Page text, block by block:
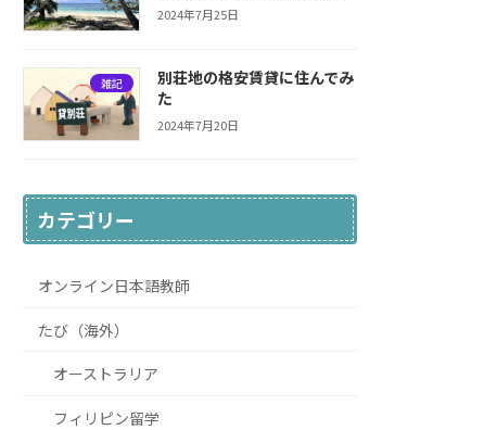
2024年7月25日
雑記
別荘地の格安賃貸に住んでみ
た
2024年7月20日
カテゴリー
オンライン日本語教師
たび（海外）
オーストラリア
フィリピン留学